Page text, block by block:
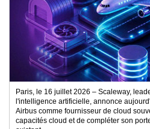
Paris, le 16 juillet 2026 – Scaleway,
l'intelligence artificielle, annonce
Airbus comme fournisseur de cloud
capacités cloud et de compléter son